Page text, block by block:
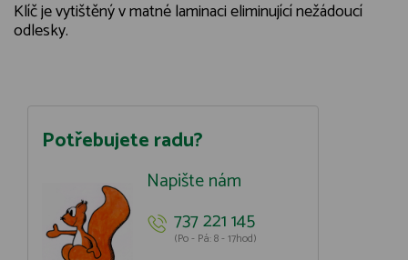
Klíč je vytištěný v matné laminaci eliminující nežádoucí
odlesky.
Potřebujete radu?
Napište nám
737 221 145
(Po - Pá: 8 - 17hod)